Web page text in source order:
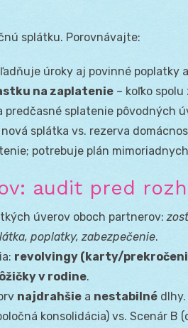
splátku. Porovnávajte:
úroky aj povinné poplatky
na zaplatenie – koľko
predčasné splatenie pôvodných
nová splátka vs. rezerva
potrebuje plán
audit pred
úverov oboch partnerov:
poplatky, zabezpečenie.
revolvingy (karty/
v rodine.
najdrahšie a nestabilné dlhy.
konsolidácia) vs. Scenár B